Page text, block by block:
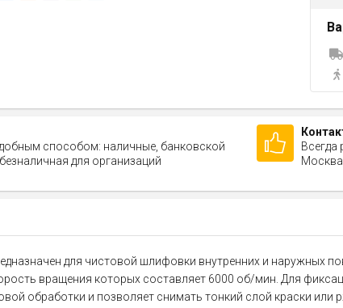
способом: наличные, банковской
для организаций
Всегда
для чистовой шлифовки внутренних и наружных
вращения которых составляет 6000 об/мин. Для
обработки и позволяет снимать тонкий слой краски или